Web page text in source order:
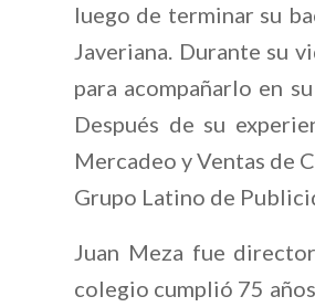
luego de terminar su
Javeriana. Durante su
para acompañarlo en
Después de su
Mercadeo y Ventas de
Grupo Latino de
Juan Meza fue
colegio cumplió 75